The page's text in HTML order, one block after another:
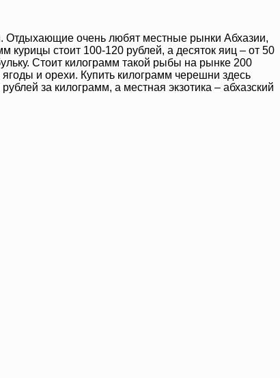
Отдыхающие очень любят местные рынки Абхазии,
курицы стоит 100-120 рублей, а десяток яиц – от 50
Стоит килограмм такой рыбы на рынке 200
и орехи. Купить килограмм черешни здесь
за килограмм, а местная экзотика – абхазский